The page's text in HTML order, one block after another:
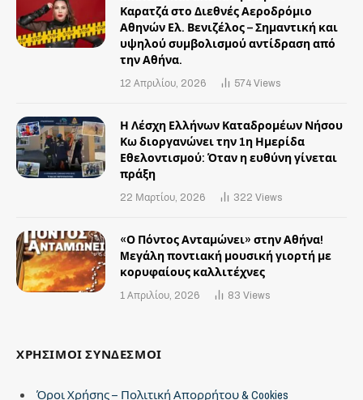
Καρατζά στο Διεθνές Αεροδρόμιο
Αθηνών Ελ. Βενιζέλος – Σημαντική και
υψηλού συμβολισμού αντίδραση από
την Αθήνα.
12 Απριλίου, 2026 574 Views
Η Λέσχη Ελλήνων Καταδρομέων Νήσου
Κω διοργανώνει την 1η Ημερίδα
Εθελοντισμού: Όταν η ευθύνη γίνεται
πράξη
22 Μαρτίου, 2026 322 Views
«Ο Πόντος Ανταμώνει» στην Αθήνα!
Mεγάλη ποντιακή μουσική γιορτή με
κορυφαίους καλλιτέχνες
1 Απριλίου, 2026 83 Views
ΧΡΗΣΙΜΟΙ ΣΥΝΔΕΣΜΟΙ
Όροι Χρήσης – Πολιτική Απορρήτου & Cookies